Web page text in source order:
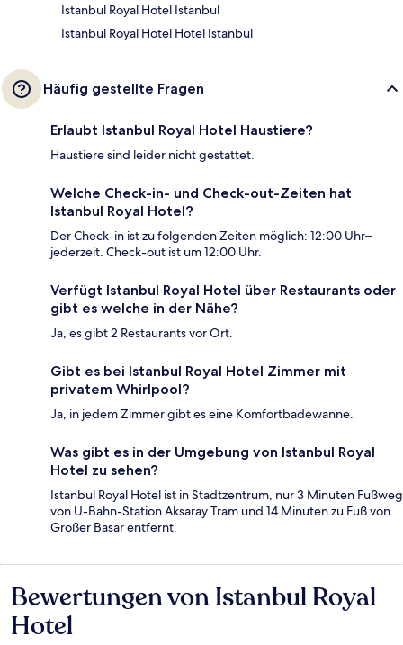
Istanbul Royal Hotel Istanbul
Istanbul Royal Hotel Hotel Istanbul
Häufig gestellte Fragen
Erlaubt Istanbul Royal Hotel Haustiere?
Haustiere sind leider nicht gestattet.
Welche Check-in- und Check-out-Zeiten hat
Istanbul Royal Hotel?
Der Check-in ist zu folgenden Zeiten möglich: 12:00 Uhr–
jederzeit. Check-out ist um 12:00 Uhr.
Verfügt Istanbul Royal Hotel über Restaurants oder
gibt es welche in der Nähe?
Ja, es gibt 2 Restaurants vor Ort.
Gibt es bei Istanbul Royal Hotel Zimmer mit
privatem Whirlpool?
Ja, in jedem Zimmer gibt es eine Komfortbadewanne.
Was gibt es in der Umgebung von Istanbul Royal
Hotel zu sehen?
Istanbul Royal Hotel ist in Stadtzentrum, nur 3 Minuten Fußweg
von U-Bahn-Station Aksaray Tram und 14 Minuten zu Fuß von
Großer Basar entfernt.
Bewertungen
Bewertungen von Istanbul Royal
Hotel